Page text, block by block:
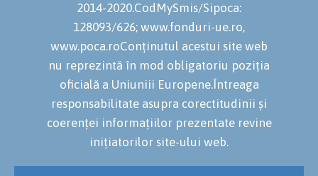
2014-2020.CodMySmis/Sipoca:
128093/626; www.fonduri-ue.ro,
www.poca.roConținutul acestui site web
nu reprezintă în mod obligatoriu poziția
oficială a Uniuniii Europene.Întreaga
responsabilitate asupra corectitudinii și
coerenței informațiilor prezentate revine
inițiatorilor site-ului web.